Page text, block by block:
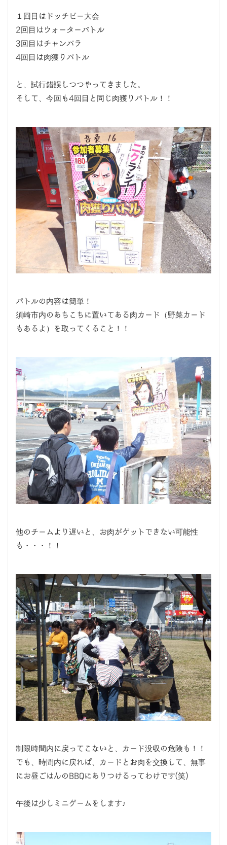
１回目はドッチビー大会
2回目はウォーターバトル
3回目はチャンバラ
4回目は肉獲りバトル
と、試行錯誤しつつやってきました。
そして、今回も4回目と同じ肉獲りバトル！！
バトルの内容は簡単！
須崎市内のあちこちに置いてある肉カード（野菜カード
もあるよ）を取ってくること！！
他のチームより遅いと、お肉がゲットできない可能性
も・・・！！
制限時間内に戻ってこないと、カード没収の危険も！！
でも、時間内に戻れば、カードとお肉を交換して、無事
にお昼ごはんのBBQにありつけるってわけです(笑)
午後は少しミニゲームをします♪